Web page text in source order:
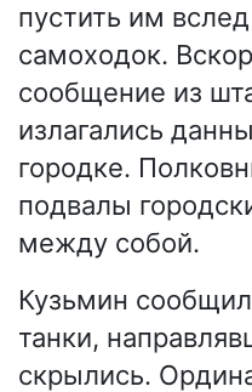
пустить им
самоходок.
сообщение из
излагались
городке.
подвалы
между собой.
Кузьмин
танки,
скрылись.